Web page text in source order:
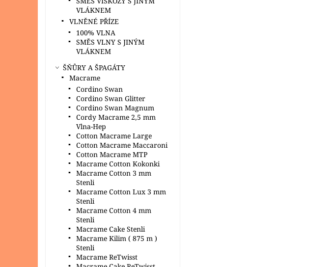
VLÁKNEM
VLNĚNÉ PŘÍZE
100% VLNA
SMĚS VLNY S JINÝM
VLÁKNEM
ŠŇŮRY A ŠPAGÁTY
Macrame
Cordino Swan
Cordino Swan Glitter
Cordino Swan Magnum
Cordy Macrame 2,5 mm
Vlna-Hep
Cotton Macrame Large
Cotton Macrame Maccaroni
Cotton Macrame MTP
Macrame Cotton Kokonki
Macrame Cotton 3 mm
Stenli
Macrame Cotton Lux 3 mm
Stenli
Macrame Cotton 4 mm
Stenli
Macrame Cake Stenli
Macrame Kilim ( 875 m )
Stenli
Macrame ReTwisst